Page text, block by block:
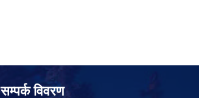
सम्पर्क विवरण